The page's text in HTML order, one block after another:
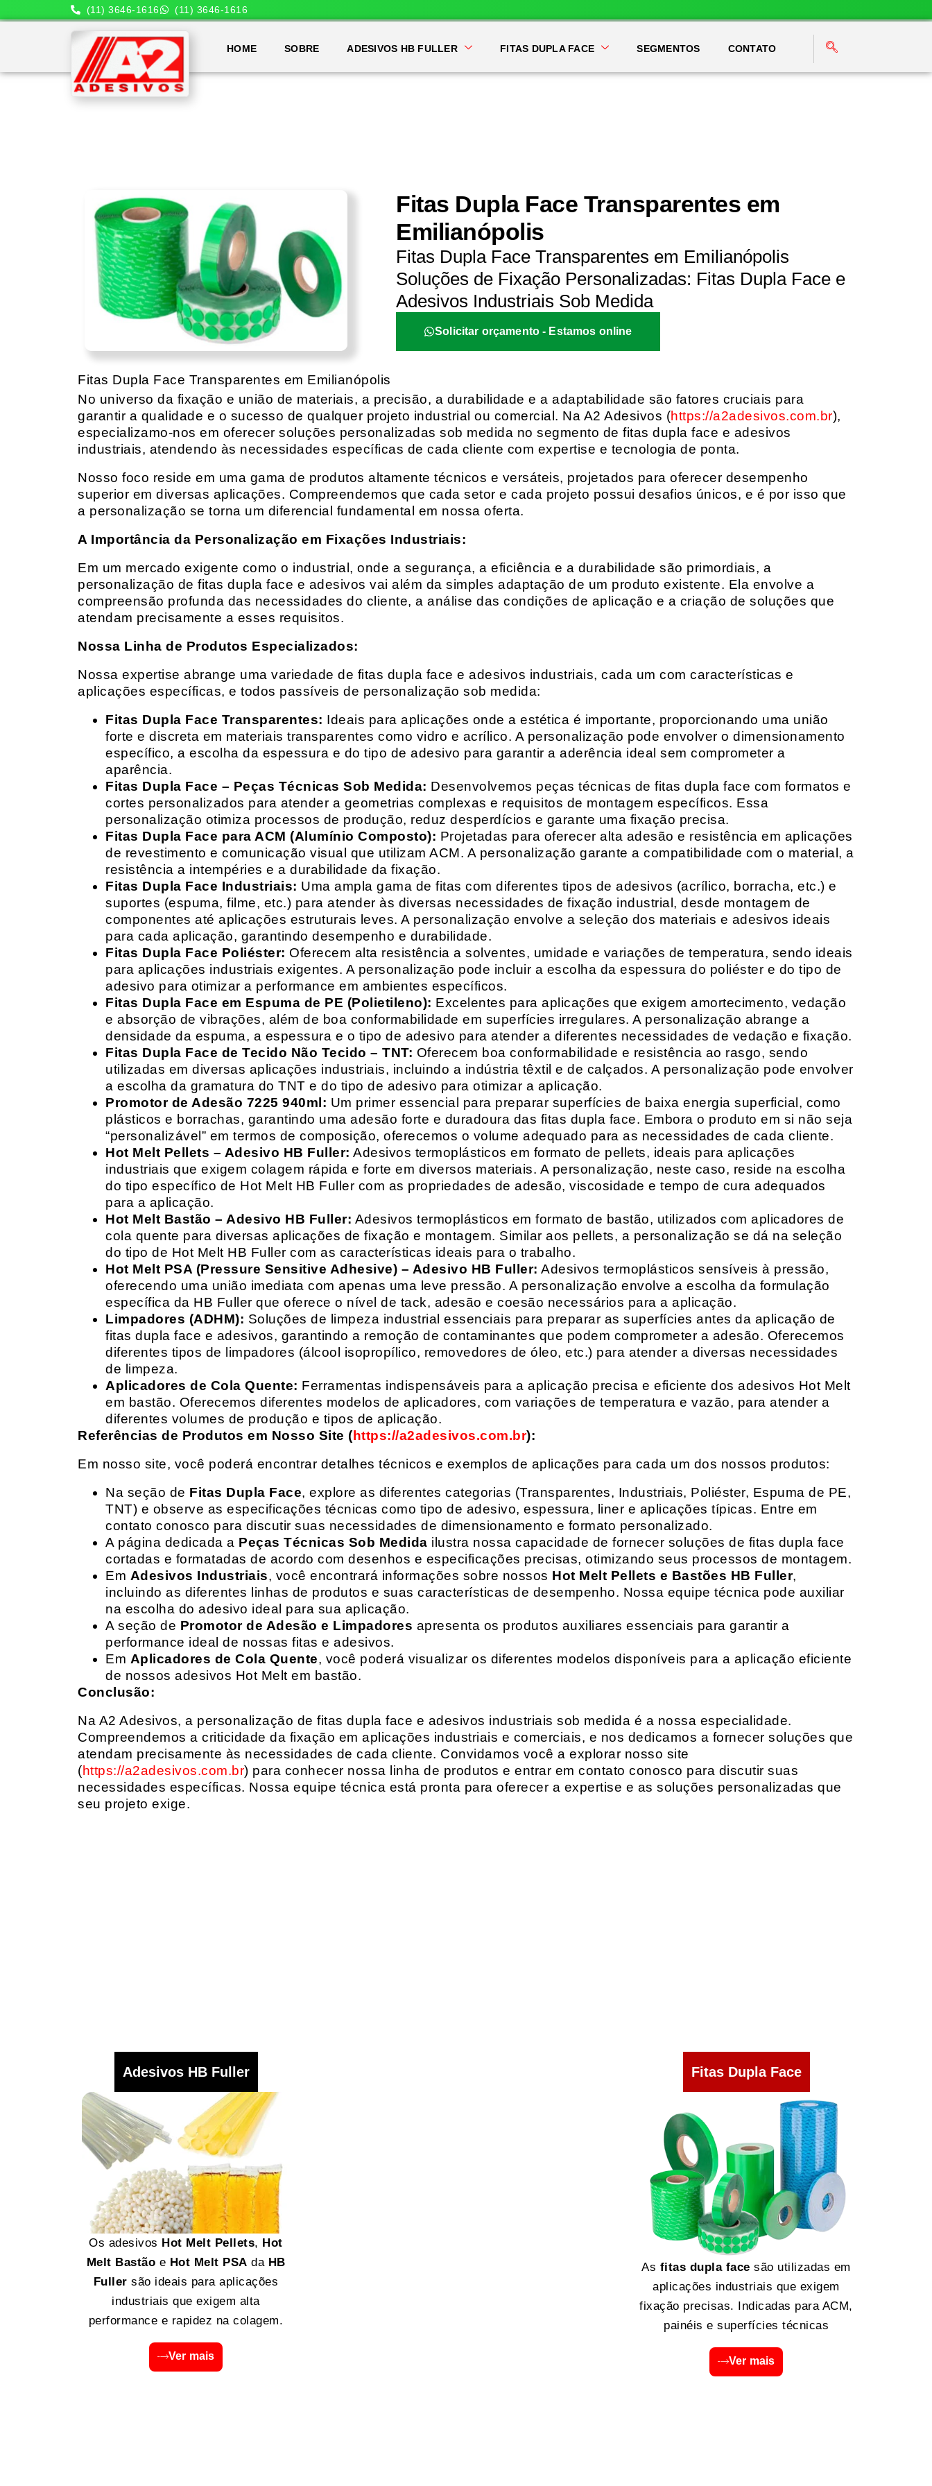
(11) 3646-1616 (11) 3646-1616
HOME SOBRE ADESIVOS HB FULLER FITAS DUPLA FACE SEGMENTOS CONTATO
Fitas Dupla Face Transparentes em
Emilianópolis
Fitas Dupla Face Transparentes em Emilianópolis
Soluções de Fixação Personalizadas: Fitas Dupla Face e
Adesivos Industriais Sob Medida
Solicitar orçamento - Estamos online
Fitas Dupla Face Transparentes em Emilianópolis
No universo da fixação e união de materiais, a precisão, a durabilidade e a adaptabilidade são fatores cruciais para
garantir a qualidade e o sucesso de qualquer projeto industrial ou comercial. Na A2 Adesivos (https://a2adesivos.com.br),
especializamo-nos em oferecer soluções personalizadas sob medida no segmento de fitas dupla face e adesivos
industriais, atendendo às necessidades específicas de cada cliente com expertise e tecnologia de ponta.
Nosso foco reside em uma gama de produtos altamente técnicos e versáteis, projetados para oferecer desempenho
superior em diversas aplicações. Compreendemos que cada setor e cada projeto possui desafios únicos, e é por isso que
a personalização se torna um diferencial fundamental em nossa oferta.
A Importância da Personalização em Fixações Industriais:
Em um mercado exigente como o industrial, onde a segurança, a eficiência e a durabilidade são primordiais, a
personalização de fitas dupla face e adesivos vai além da simples adaptação de um produto existente. Ela envolve a
compreensão profunda das necessidades do cliente, a análise das condições de aplicação e a criação de soluções que
atendam precisamente a esses requisitos.
Nossa Linha de Produtos Especializados:
Nossa expertise abrange uma variedade de fitas dupla face e adesivos industriais, cada um com características e
aplicações específicas, e todos passíveis de personalização sob medida:
Fitas Dupla Face Transparentes: Ideais para aplicações onde a estética é importante, proporcionando uma união
forte e discreta em materiais transparentes como vidro e acrílico. A personalização pode envolver o dimensionamento
específico, a escolha da espessura e do tipo de adesivo para garantir a aderência ideal sem comprometer a
aparência.
Fitas Dupla Face – Peças Técnicas Sob Medida: Desenvolvemos peças técnicas de fitas dupla face com formatos e
cortes personalizados para atender a geometrias complexas e requisitos de montagem específicos. Essa
personalização otimiza processos de produção, reduz desperdícios e garante uma fixação precisa.
Fitas Dupla Face para ACM (Alumínio Composto): Projetadas para oferecer alta adesão e resistência em aplicações
de revestimento e comunicação visual que utilizam ACM. A personalização garante a compatibilidade com o material, a
resistência a intempéries e a durabilidade da fixação.
Fitas Dupla Face Industriais: Uma ampla gama de fitas com diferentes tipos de adesivos (acrílico, borracha, etc.) e
suportes (espuma, filme, etc.) para atender às diversas necessidades de fixação industrial, desde montagem de
componentes até aplicações estruturais leves. A personalização envolve a seleção dos materiais e adesivos ideais
para cada aplicação, garantindo desempenho e durabilidade.
Fitas Dupla Face Poliéster: Oferecem alta resistência a solventes, umidade e variações de temperatura, sendo ideais
para aplicações industriais exigentes. A personalização pode incluir a escolha da espessura do poliéster e do tipo de
adesivo para otimizar a performance em ambientes específicos.
Fitas Dupla Face em Espuma de PE (Polietileno): Excelentes para aplicações que exigem amortecimento, vedação
e absorção de vibrações, além de boa conformabilidade em superfícies irregulares. A personalização abrange a
densidade da espuma, a espessura e o tipo de adesivo para atender a diferentes necessidades de vedação e fixação.
Fitas Dupla Face de Tecido Não Tecido – TNT: Oferecem boa conformabilidade e resistência ao rasgo, sendo
utilizadas em diversas aplicações industriais, incluindo a indústria têxtil e de calçados. A personalização pode envolver
a escolha da gramatura do TNT e do tipo de adesivo para otimizar a aplicação.
Promotor de Adesão 7225 940ml: Um primer essencial para preparar superfícies de baixa energia superficial, como
plásticos e borrachas, garantindo uma adesão forte e duradoura das fitas dupla face. Embora o produto em si não seja
“personalizável” em termos de composição, oferecemos o volume adequado para as necessidades de cada cliente.
Hot Melt Pellets – Adesivo HB Fuller: Adesivos termoplásticos em formato de pellets, ideais para aplicações
industriais que exigem colagem rápida e forte em diversos materiais. A personalização, neste caso, reside na escolha
do tipo específico de Hot Melt HB Fuller com as propriedades de adesão, viscosidade e tempo de cura adequados
para a aplicação.
Hot Melt Bastão – Adesivo HB Fuller: Adesivos termoplásticos em formato de bastão, utilizados com aplicadores de
cola quente para diversas aplicações de fixação e montagem. Similar aos pellets, a personalização se dá na seleção
do tipo de Hot Melt HB Fuller com as características ideais para o trabalho.
Hot Melt PSA (Pressure Sensitive Adhesive) – Adesivo HB Fuller: Adesivos termoplásticos sensíveis à pressão,
oferecendo uma união imediata com apenas uma leve pressão. A personalização envolve a escolha da formulação
específica da HB Fuller que oferece o nível de tack, adesão e coesão necessários para a aplicação.
Limpadores (ADHM): Soluções de limpeza industrial essenciais para preparar as superfícies antes da aplicação de
fitas dupla face e adesivos, garantindo a remoção de contaminantes que podem comprometer a adesão. Oferecemos
diferentes tipos de limpadores (álcool isopropílico, removedores de óleo, etc.) para atender a diversas necessidades
de limpeza.
Aplicadores de Cola Quente: Ferramentas indispensáveis para a aplicação precisa e eficiente dos adesivos Hot Melt
em bastão. Oferecemos diferentes modelos de aplicadores, com variações de temperatura e vazão, para atender a
diferentes volumes de produção e tipos de aplicação.
Referências de Produtos em Nosso Site (https://a2adesivos.com.br):
Em nosso site, você poderá encontrar detalhes técnicos e exemplos de aplicações para cada um dos nossos produtos:
Na seção de Fitas Dupla Face, explore as diferentes categorias (Transparentes, Industriais, Poliéster, Espuma de PE,
TNT) e observe as especificações técnicas como tipo de adesivo, espessura, liner e aplicações típicas. Entre em
contato conosco para discutir suas necessidades de dimensionamento e formato personalizado.
A página dedicada a Peças Técnicas Sob Medida ilustra nossa capacidade de fornecer soluções de fitas dupla face
cortadas e formatadas de acordo com desenhos e especificações precisas, otimizando seus processos de montagem.
Em Adesivos Industriais, você encontrará informações sobre nossos Hot Melt Pellets e Bastões HB Fuller,
incluindo as diferentes linhas de produtos e suas características de desempenho. Nossa equipe técnica pode auxiliar
na escolha do adesivo ideal para sua aplicação.
A seção de Promotor de Adesão e Limpadores apresenta os produtos auxiliares essenciais para garantir a
performance ideal de nossas fitas e adesivos.
Em Aplicadores de Cola Quente, você poderá visualizar os diferentes modelos disponíveis para a aplicação eficiente
de nossos adesivos Hot Melt em bastão.
Conclusão:
Na A2 Adesivos, a personalização de fitas dupla face e adesivos industriais sob medida é a nossa especialidade.
Compreendemos a criticidade da fixação em aplicações industriais e comerciais, e nos dedicamos a fornecer soluções que
atendam precisamente às necessidades de cada cliente. Convidamos você a explorar nosso site
(https://a2adesivos.com.br) para conhecer nossa linha de produtos e entrar em contato conosco para discutir suas
necessidades específicas. Nossa equipe técnica está pronta para oferecer a expertise e as soluções personalizadas que
seu projeto exige.
Adesivos HB Fuller
Os adesivos Hot Melt Pellets, Hot
Melt Bastão e Hot Melt PSA da HB
Fuller são ideais para aplicações
industriais que exigem alta
performance e rapidez na colagem.
Ver mais
Fitas Dupla Face
As fitas dupla face são utilizadas em
aplicações industriais que exigem
fixação precisas. Indicadas para ACM,
painéis e superfícies técnicas
Ver mais